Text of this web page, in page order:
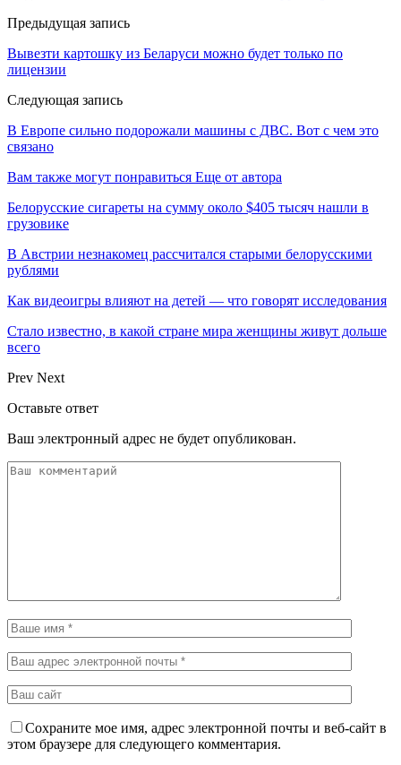
Предыдущая запись
Вывезти картошку из Беларуси можно будет только по
лицензии
Следующая запись
В Европе сильно подорожали машины с ДВС. Вот с чем это
связано
Вам также могут понравиться Еще от автора
Белорусские сигареты на сумму около $405 тысяч нашли в
грузовике
В Австрии незнакомец рассчитался старыми белорусскими
рублями
Как видеоигры влияют на детей — что говорят исследования
Стало известно, в какой стране мира женщины живут дольше
всего
Prev Next
Оставьте ответ
Ваш электронный адрес не будет опубликован.
Сохраните мое имя, адрес электронной почты и веб-сайт в
этом браузере для следующего комментария.